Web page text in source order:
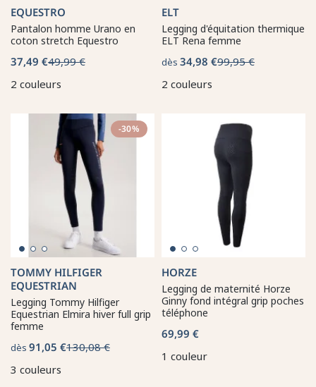
EQUESTRO
Pantalon homme Urano en
coton stretch Equestro
37,49 €49,99 €
2 couleurs
ELT
Legging d'équitation thermique
ELT Rena femme
dès 34,98 €99,95 €
2 couleurs
-30%
TOMMY HILFIGER
EQUESTRIAN
Legging Tommy Hilfiger
Equestrian Elmira hiver full grip
femme
dès 91,05 €130,08 €
3 couleurs
HORZE
Legging de maternité Horze
Ginny fond intégral grip poches
téléphone
69,99 €
1 couleur